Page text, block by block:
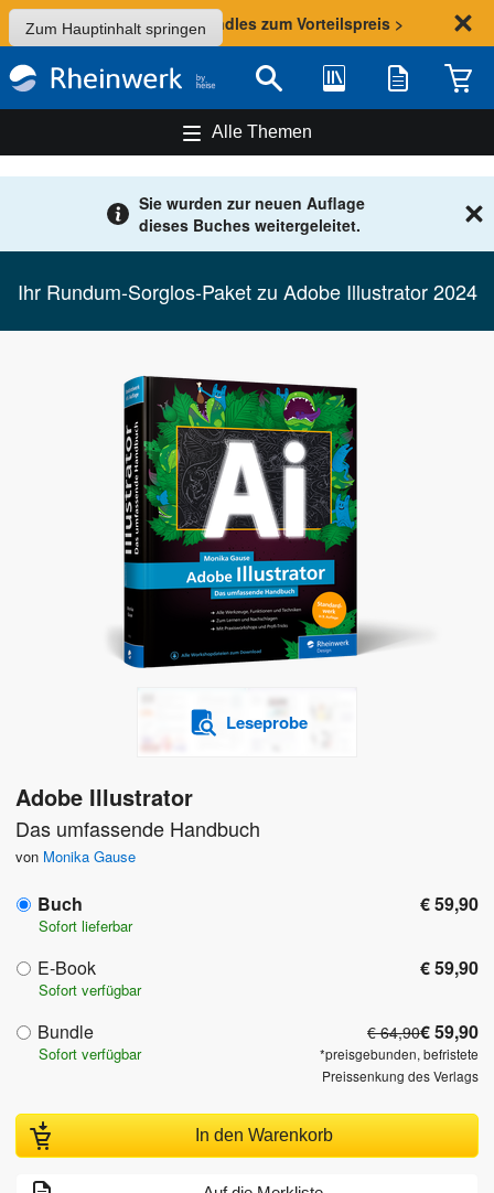
Zum Hauptinhalt springen
Sommer-Aktion: Bundles zum Vorteilspreis >
Suche Bibliothek Merkliste
Alle Themen
Sie wurden zur neuen Auflage
dieses Buches weitergeleitet.
Ihr Rundum-Sorglos-Paket zu Adobe Illustrator 2024
Leseprobe
Adobe Illustrator
Das umfassende Handbuch
von Monika Gause
Buch € 59,90
Sofort lieferbar
E-Book € 59,90
Sofort verfügbar
Bundle € 64,90€ 59,90
*preisgebunden, befristete
Preissenkung des Verlags
Sofort verfügbar
In den Warenkorb